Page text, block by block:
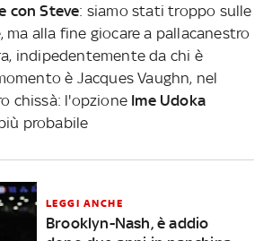
con Steve: siamo stati troppo sulle
ma alla fine giocare a pallacanestro
indipedentemente da chi è
è Jacques Vaughn, nel
chissà: l'opzione Ime Udoka
probabile
LEGGI ANCHE
Brooklyn-Nash, è addio